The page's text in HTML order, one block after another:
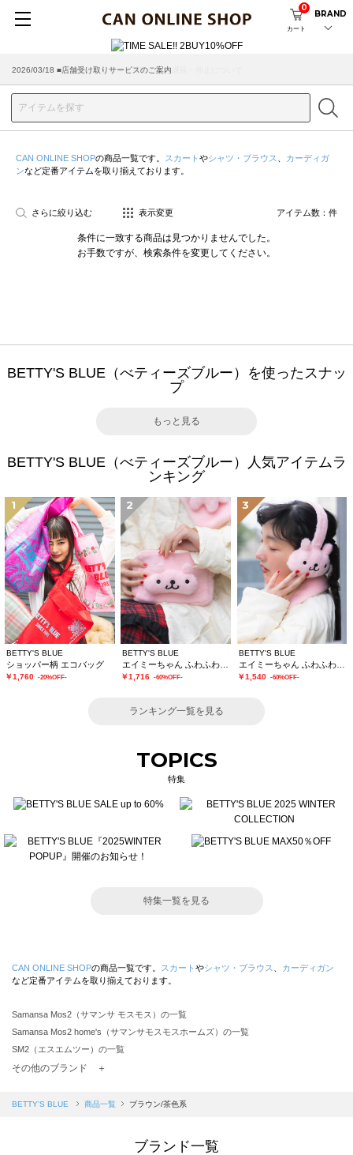
カート
0
BRAND
2026/03/18 ■店舗受け取りサービスのご案内
CAN ONLINE SHOPの商品一覧です。 スカート やシャツ・ブラウス
カーディガ
ンなど定番アイテムを取り揃えております。
さらに絞り込む 表示変更 アイテム数： 件
条件に一致する商品は見つかりませんでした。
お手数ですが、検索条件を変更してください。
BETTY'S BLUE（べティーズブルー）を使ったスナッ
プ
もっと見る
BETTY'S BLUE（べティーズブルー）人気アイテムラ
ンキング
1
BETTY'S BLUE
ショッパー柄 エコバッグ
￥1,760 -20%OFF-
2
BETTY'S BLUE
￥1,716 -60%OFF-
3
BETTY'S BLUE
エイミーちゃん ふわふわイヤーマフ
￥1,540 -60%OFF-
ランキング一覧を見る
TOPICS
特集
特集一覧を見る
CAN ONLINE SHOPの商品一覧です。 スカート やシャツ・ブラウス
カーディガン
など定番アイテムを取り揃えております。
Samansa Mos2（サマンサ モスモス）の一覧
Samansa Mos2 home's（サマンサモスモスホームズ）の一覧
SM2（エスエムツー）の一覧
TSUHARU by Samansa Mos2（ツハルバイサマンサモスモス）の一覧
Samansa Mos2 blue（サマンサモスモス ブルー）の一覧
その他のブランド ＋
BETTY'S BLUE 商品一覧 ブラウン/茶色系
ブランド一覧